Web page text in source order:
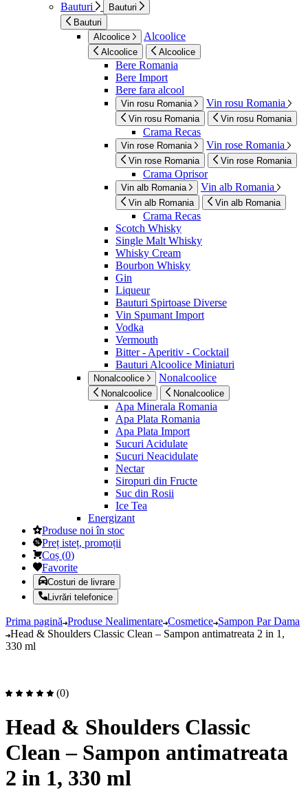
Bauturi
Bauturi
Bauturi
Alcoolice
Alcoolice
Alcoolice Alcoolice
Bere Romania
Bere Import
Bere fara alcool
Vin rosu Romania Vin rosu Romania
Vin rosu Romania Vin rosu Romania
Crama Recas
Vin rose Romania Vin rose Romania
Vin rose Romania Vin rose Romania
Crama Oprisor
Vin alb Romania Vin alb Romania
Vin alb Romania Vin alb Romania
Crama Recas
Scotch Whisky
Single Malt Whisky
Whisky Cream
Bourbon Whisky
Gin
Liqueur
Bauturi Spirtoase Diverse
Vin Spumant Import
Vodka
Vermouth
Bitter - Aperitiv - Cocktail
Bauturi Alcoolice Miniaturi
Nonalcoolice Nonalcoolice
Nonalcoolice Nonalcoolice
Apa Minerala Romania
Apa Plata Romania
Apa Plata Import
Sucuri Acidulate
Sucuri Neacidulate
Nectar
Siropuri din Fructe
Suc din Rosii
Ice Tea
Energizant
Produse noi în stoc
Preț isteț, promoții
Coș (0)
Favorite
Costuri de livrare
Livrări telefonice
Prima pagină Produse Nealimentare Cosmetice Sampon Par Dama
Head & Shoulders Classic Clean – Sampon antimatreata 2 in 1,
330 ml
(0)
Head & Shoulders Classic
Clean – Sampon antimatreata
2 in 1, 330 ml